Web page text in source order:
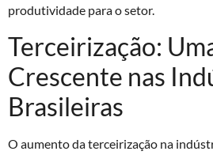
produtividade para o setor.
Terceirização:
Crescente nas
Brasileiras
O aumento da terceirização na